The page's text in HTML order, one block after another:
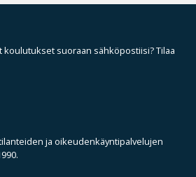
koulutukset suoraan sähköpostiisi? Tilaa
ja oikeudenkäyntipalvelujen